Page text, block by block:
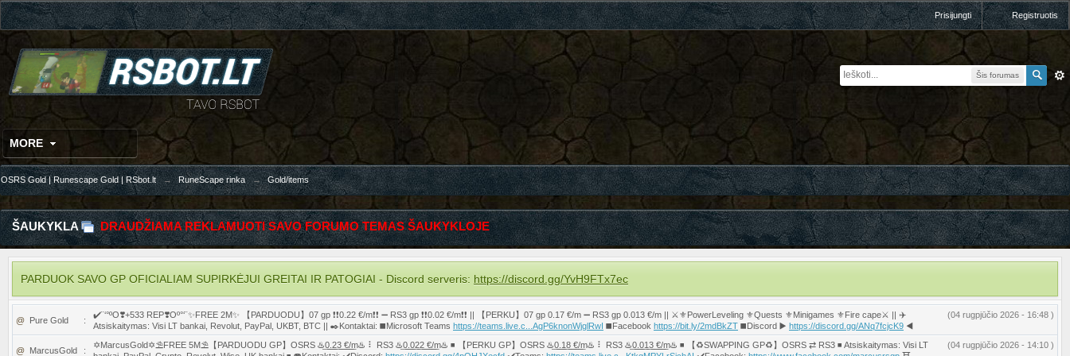
Prisijungti Registruotis
Šis forumas
MORE
OSRS Gold | Runescape Gold | RSbot.lt → RuneScape rinka → Gold/items
ŠAUKYKLA DRAUDŽIAMA REKLAMUOTI SAVO FORUMO TEMAS ŠAUKYKLOJE
PARDUOK SAVO GP OFICIALIAM SUPIRKĖJUI GREITAI IR PATOGIAI - Discord serveris: https://discord.gg/YvH9FTx7ec
@ Pure Gold :
(04 rugpjūčio 2026 - 16:48 )
✔️¨‘°ºO❣️+533 REP❣️Oº°‘¨✨FREE 2M✨ 【PARDUODU】07 gp ❗❗0.22 €/m❗❗ ➖ RS3 gp ❗❗0.02 €/m❗❗ || 【PERKU】07 gp 0.17 €/m ➖ RS3 gp 0.013 €/m || ⚔️⚜️PowerLeveling ⚜️Quests ⚜️Minigames ⚜️Fire cape⚔️ || ✈️
Atsiskaitymas: Visi LT bankai, Revolut, PayPal, UKBT, BTC || ✒️Kontaktai: ◼️Microsoft Teams https://teams.live.c...AgP6knonWjglRwI ◼️Facebook https://bit.ly/2mdBkZT ◼️Discord ▶️ https://discord.gg/ANq7fcjcK9 ◀️
@ MarcusGold :
(04 rugpjūčio 2026 - 14:10 )
✡️MarcusGold✡️⛱️FREE 5M⛱️【PARDUODU GP】OSRS ♨️͟0͟.͟2͟3͟ ͟€͟/͟m♨️ ⠇ RS3 ♨️͟0͟.͟0͟2͟2͟ ͟€͟/͟m♨️ ◾️ 【PERKU GP】OSRS ♨️͟0͟.͟1͟8͟ ͟€͟/͟m♨️ ⠇ RS3 ♨️͟0͟.͟0͟1͟3͟ ͟€͟/͟m♨️ ◾️ 【♻️SWAPPING GP♻️】OSRS ⇄ RS3 ◾️ Atsiskaitymas: Visi LT